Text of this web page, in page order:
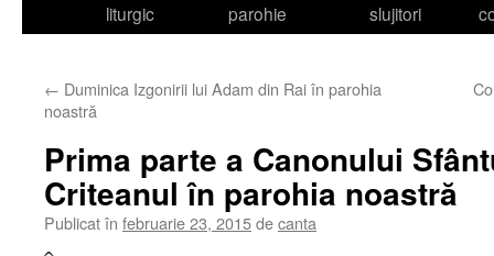
liturgic
parohie
slujitori
← Duminica Izgonirii lui Adam din Rai în parohia
noastră
Prima parte a Canonului
Criteanul în parohia noastră
Publicat în februarie 23, 2015decanta